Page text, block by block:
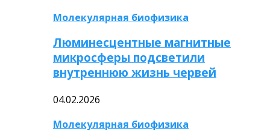
Молекулярная биофизика
Люминесцентные магнитные
микросферы подсветили
внутреннюю жизнь червей
04.02.2026
Молекулярная биофизика